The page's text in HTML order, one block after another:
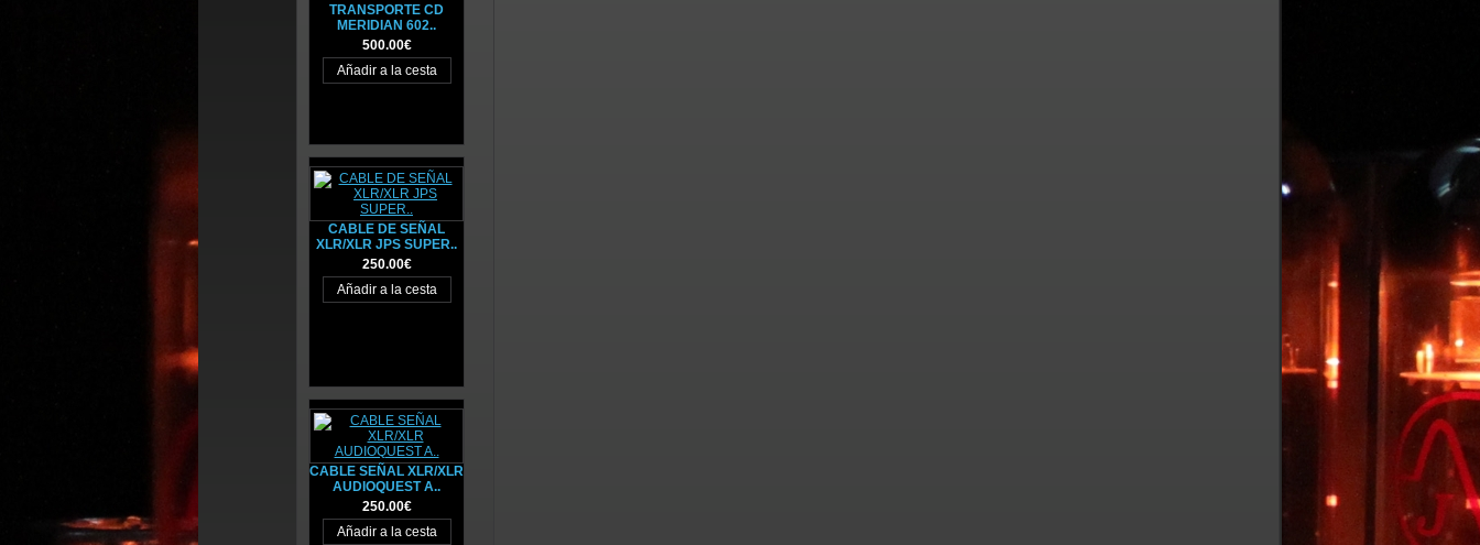
TRANSPORTE CD
MERIDIAN 602..
500.00€
CABLE DE SEÑAL
XLR/XLR JPS SUPER..
250.00€
CABLE SEÑAL XLR/XLR
AUDIOQUEST A..
250.00€